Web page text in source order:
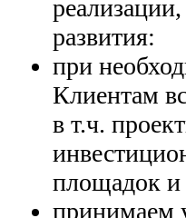
развития:
при
Клиентам
в т.ч.
площадок и
принимаем